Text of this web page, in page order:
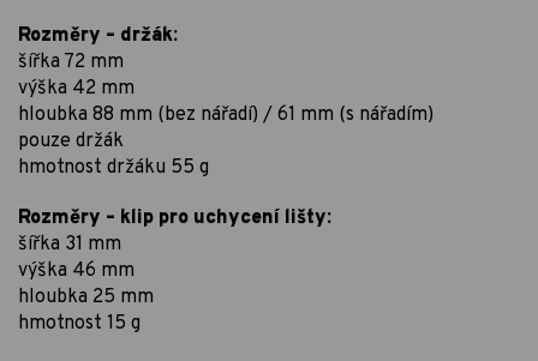
Rozměry – držák:
šířka 72 mm
výška 42 mm
hloubka 88 mm (bez nářadí) / 61 mm (s nářadím)
pouze držák
hmotnost držáku 55 g
Rozměry – klip pro uchycení lišty:
šířka 31 mm
výška 46 mm
hloubka 25 mm
hmotnost 15 g